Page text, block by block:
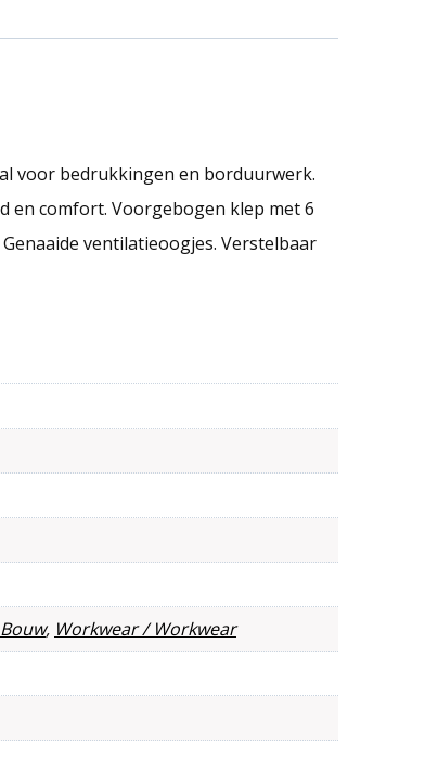
voor bedrukkingen en borduurwerk.
en comfort. Voorgebogen klep met 6
ventilatieoogjes. Verstelbaar
, Workwear / Workwear